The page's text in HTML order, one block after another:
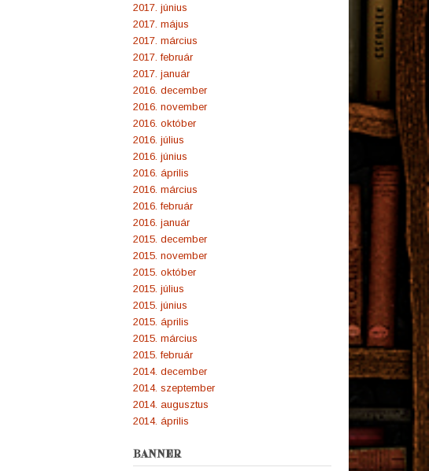
2017. június
2017. május
2017. március
2017. február
2017. január
2016. december
2016. november
2016. október
2016. július
2016. június
2016. április
2016. március
2016. február
2016. január
2015. december
2015. november
2015. október
2015. július
2015. június
2015. április
2015. március
2015. február
2014. december
2014. szeptember
2014. augusztus
2014. április
BANNER